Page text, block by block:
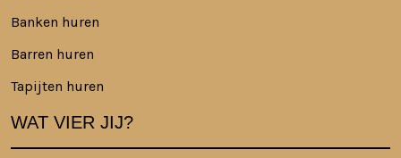
Banken huren
Barren huren
Tapijten huren
WAT VIER JIJ?